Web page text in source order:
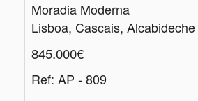
Moradia Moderna
Lisboa, Cascais, Alcabideche
845.000€
Ref: AP - 809